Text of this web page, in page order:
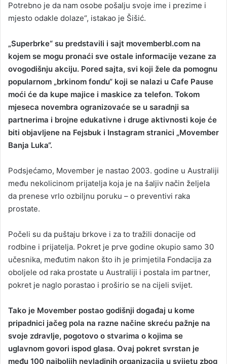
Potrebno je da nam osobe pošalju svoje ime i prezime i
mjesto odakle dolaze“, istakao je Šišić.
„Superbrke“ su predstavili i sajt movemberbl.com na
kojem se mogu pronaći sve ostale informacije vezane za
ovogodišnju akciju. Pored sajta, svi koji žele da pomognu
popularnom „brkinom fondu“ koji se nalazi u Cafe Pause
moći će da kupe majice i maskice za telefon. Tokom
mjeseca novembra ogranizovaće se u saradnji sa
partnerima i brojne edukativne i druge aktivnosti koje će
biti objavljene na Fejsbuk i Instagram stranici „Movember
Banja Luka“.
Podsjećamo, Movember je nastao 2003. godine u Australiji
među nekolicinom prijatelja koja je na šaljiv način željela
da prenese vrlo ozbiljnu poruku – o preventivi raka
prostate.
Počeli su da puštaju brkove i za to tražili donacije od
rodbine i prijatelja. Pokret je prve godine okupio samo 30
učesnika, međutim nakon što ih je primjetila Fondacija za
oboljele od raka prostate u Australiji i postala im partner,
pokret je naglo porastao i proširio se na cijeli svijet.
Tako je Movember postao godišnji događaj u kome
pripadnici jačeg pola na razne načine skreću pažnje na
svoje zdravlje, pogotovo o stvarima o kojima se
uglavnom govori ispod glasa. Ovaj pokret svrstan je
među 100 najboljih nevladinih organizacija u svijetu zbog